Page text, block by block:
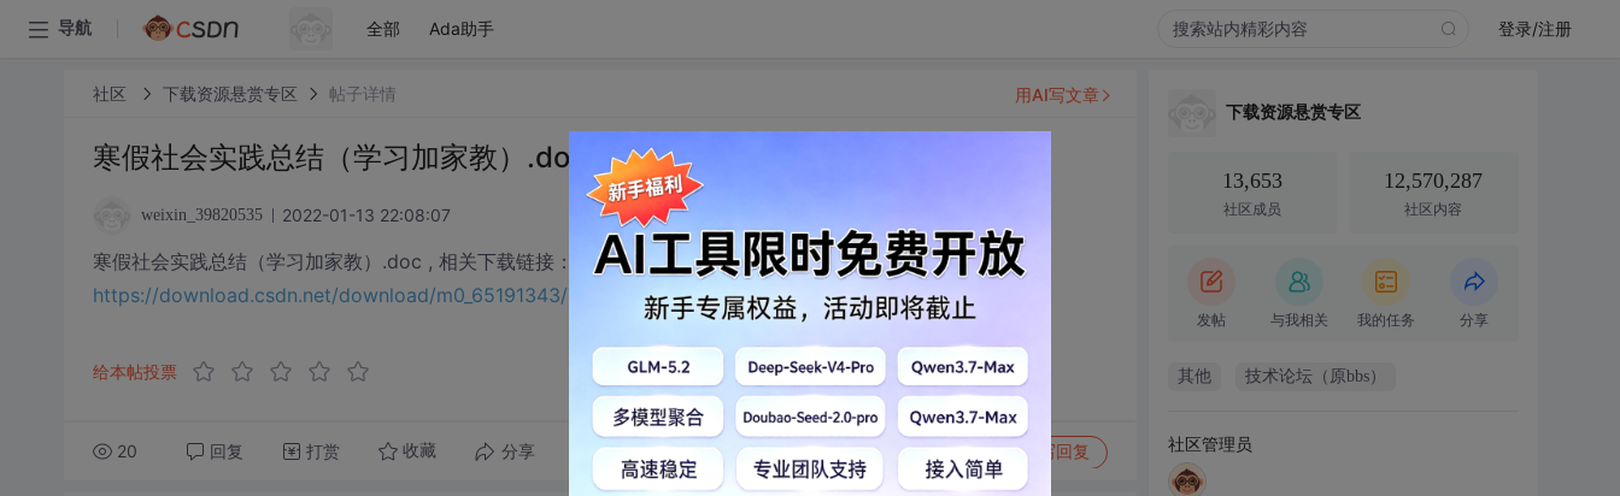
导航 全部 Ada助手 登录/注册
社区 下载资源悬赏专区 帖子详情
寒假社会实践总结（学习加家教）.doc下载
weixin_39820535 2022-01-13 22:08:07
寒假社会实践总结（学习加家教）.doc , 相关下载链接：
https://download.csdn.net/download/m0_65191343/75520536?utm_source=bbsseo
给本帖投票
20 回复 打赏 收藏 分享 转发到动态 举报 写回复
用AI写文章
下载资源悬赏专区
13,653
社区成员
12,570,287
社区内容
发帖 与我相关 我的任务 分享
其他 技术论坛（原bbs）
社区管理员